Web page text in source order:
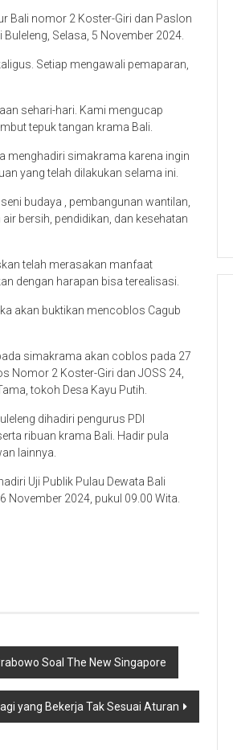
Bali nomor 2 Koster-Giri dan Paslon
Selasa, 5 November 2024.
Setiap mengawali pemaparan,
sehari-hari. Kami mengucap
tepuk tangan krama Bali.
menghadiri simakrama karena ingin
yang telah dilakukan selama ini.
budaya , pembangunan wantilan,
bersih, pendidikan, dan kesehatan
telah merasakan manfaat
dengan harapan bisa terealisasi.
akan buktikan mencoblos Cagub
simakrama akan coblos pada 27
Nomor 2 Koster-Giri dan JOSS 24,
tokoh Desa Kayu Putih.
dihadiri pengurus PDI
ribuan krama Bali. Hadir pula
lainnya.
Uji Publik Pulau Dewata Bali
November 2024, pukul 09.00 Wita.
Soal The New Singapore
yang Bekerja Tak Sesuai Aturan